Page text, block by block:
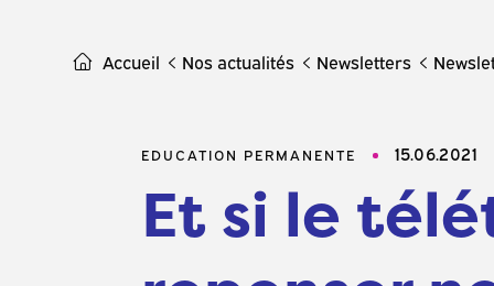
Accueil Nos actualités Newsletters
EDUCATION PERMANENTE 15.06.2021
Et si le